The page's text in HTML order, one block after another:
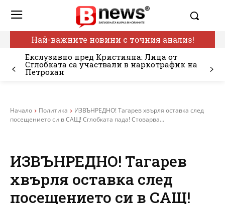
Най-важните новини с точния анализ!
Екслузивно пред Кристияна: Лица от
Сглобката са участвали в наркотрафик на
Петрохан
Начало Политика
ИЗВЪНРЕДНО! Тагарев хвърля оставка след
посещението си в САЩ! Сглобката пада! Стоварва...
ИЗВЪНРЕДНО! Тагарев
хвърля оставка след
посещението си в САЩ!